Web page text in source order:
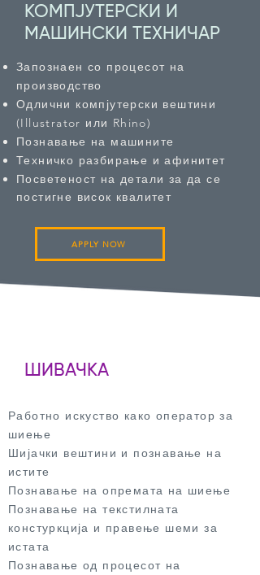
КОМПЈУТЕРСКИ И
МАШИНСКИ ТЕХНИЧАР
Запознаен со процесот на
производство
Одлични компјутерски вештини
(Illustrator или Rhino)
Познавање на машините
Техничко разбирање и афинитет
Посветеност на детали за да се
постигне висок квалитет
APPLY NOW
ШИВАЧКА
Работно искуство како оператор за
шиење
Шијачки вештини и познавање на
истите
Познавање на опремата на шиење
Познавање на текстилната
констуркција и правење шеми за
истата
Познавање од процесот на